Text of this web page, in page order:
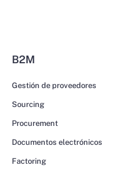
B2M
Gestión de proveedores
Sourcing
Procurement
Documentos electrónicos
Factoring